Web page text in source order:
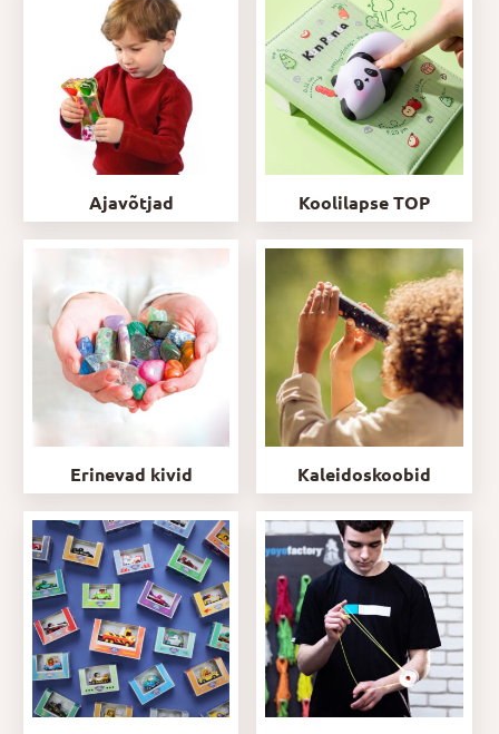
Ajavõtjad Koolilapse TOP
Erinevad kivid Kaleidoskoobid